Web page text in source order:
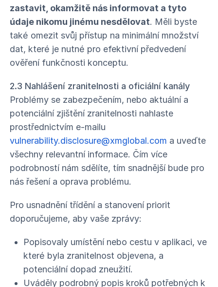
zastavit, okamžitě nás informovat a tyto
údaje nikomu jinému nesdělovat. Měli byste
také omezit svůj přístup na minimální množství
dat, které je nutné pro efektivní předvedení
ověření funkčnosti konceptu.
2.3 Nahlášení zranitelnosti a oficiální kanály
Problémy se zabezpečením, nebo aktuální a
potenciální zjištění zranitelnosti nahlaste
prostřednictvím e-mailu
vulnerability.disclosure@xmglobal.com a uveďte
všechny relevantní informace. Čím více
podrobností nám sdělíte, tím snadnější bude pro
nás řešení a oprava problému.
Pro usnadnění třídění a stanovení priorit
doporučujeme, aby vaše zprávy:
Popisovaly umístění nebo cestu v aplikaci, ve
které byla zranitelnost objevena, a
potenciální dopad zneužití.
Uváděly podrobný popis kroků potřebných k